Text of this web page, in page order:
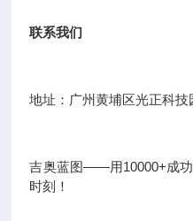
联系我们
地址：广州黄埔区光正科技
吉奥蓝图——用10000+成
时刻！